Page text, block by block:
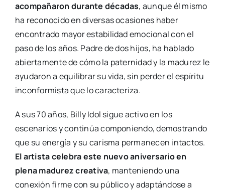
acompañaron durante décadas, aunque él mismo
ha reconocido en diversas ocasiones haber
encontrado mayor estabilidad emocional con el
paso de los años. Padre de dos hijos, ha hablado
abiertamente de cómo la paternidad y la madurez le
ayudaron a equilibrar su vida, sin perder el espíritu
inconformista que lo caracteriza.
A sus 70 años, Billy Idol sigue activo en los
escenarios y continúa componiendo, demostrando
que su energía y su carisma permanecen intactos.
El artista celebra este nuevo aniversario en
plena madurez creativa, manteniendo una
conexión firme con su público y adaptándose a